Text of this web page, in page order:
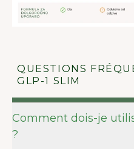
QUESTIONS
GLP-1 SLIM
Comment dois-je
?